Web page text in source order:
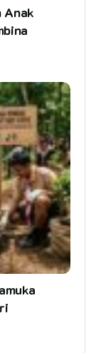
Anak